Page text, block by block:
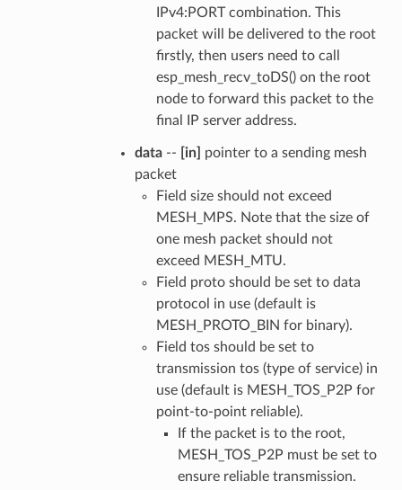
IPv4:PORT combination. This
packet will be delivered to the root
firstly, then users need to call
esp_mesh_recv_toDS() on the root
node to forward this packet to the
final IP server address.
data-- [in]
pointer to a sending mesh
packet
Field size should not exceed
MESH_MPS. Note that the size of
one mesh packet should not
exceed MESH_MTU.
Field proto should be set to data
protocol in use (default is
MESH_PROTO_BIN for binary).
Field tos should be set to
transmission tos (type of service) in
use (default is MESH_TOS_P2P for
point-to-point reliable).
If the packet is to the root,
MESH_TOS_P2P must be set to
ensure reliable transmission.